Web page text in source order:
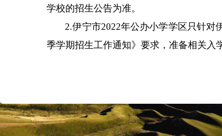
学校的招生公告为准。
2.伊宁市2022年公办小学学区只针对
季学期招生工作通知》要求，准备相关入